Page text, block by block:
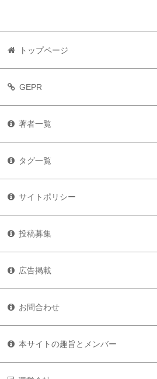
トップページ
GEPR
著者一覧
タグ一覧
サイトポリシー
投稿募集
広告掲載
お問合わせ
本サイトの趣旨とメンバー